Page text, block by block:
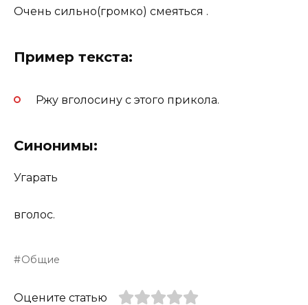
Очень сильно(громко) смеяться .
Пример текста:
Ржу вголосину с этого прикола.
Синонимы:
Угарать
вголос.
Общие
Оцените статью